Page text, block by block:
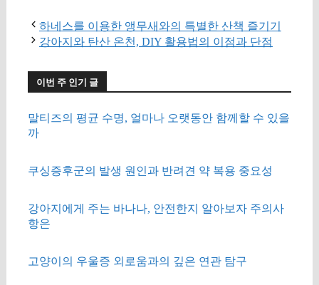
하네스를 이용한 앵무새와의 특별한 산책 즐기기
강아지와 탄산 온천, DIY 활용법의 이점과 단점
이번 주 인기 글
말티즈의 평균 수명, 얼마나 오랫동안 함께할 수 있을
까
쿠싱증후군의 발생 원인과 반려견 약 복용 중요성
강아지에게 주는 바나나, 안전한지 알아보자 주의사
항은
고양이의 우울증 외로움과의 깊은 연관 탐구